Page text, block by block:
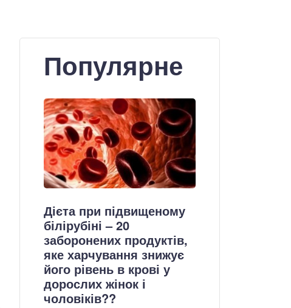
Популярне
Дієта при підвищеному
білірубіні – 20
заборонених продуктів,
яке харчування знижує
його рівень в крові у
дорослих жінок і
чоловіків??